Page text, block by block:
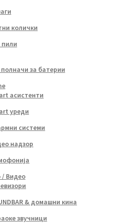
колички
за батерии
асистенти
уреди
системи
надзор
/ Видео
& домашни кина
звучници